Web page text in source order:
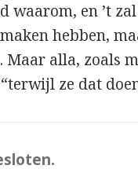
waarom, en ’t
hebben,
alla, zoals
ze dat